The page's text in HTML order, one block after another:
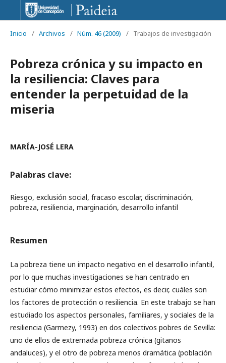
Inicio / Archivos / Núm. 46 (2009) / Trabajos de investigación
Pobreza crónica y su impacto en
la resiliencia: Claves para
entender la perpetuidad de la
miseria
MARÍA-JOSÉ LERA
Palabras clave:
Riesgo, exclusión social, fracaso escolar, discriminación,
pobreza, resiliencia, marginación, desarrollo infantil
Resumen
La pobreza tiene un impacto negativo en el desarrollo infantil,
por lo que muchas investigaciones se han centrado en
estudiar cómo minimizar estos efectos, es decir, cuáles son
los factores de protección o resiliencia. En este trabajo se han
estudiado los aspectos personales, familiares, y sociales de la
resiliencia (Garmezy, 1993) en dos colectivos pobres de Sevilla:
uno de ellos de extremada pobreza crónica (gitanos
andaluces), y el otro de pobreza menos dramática (población